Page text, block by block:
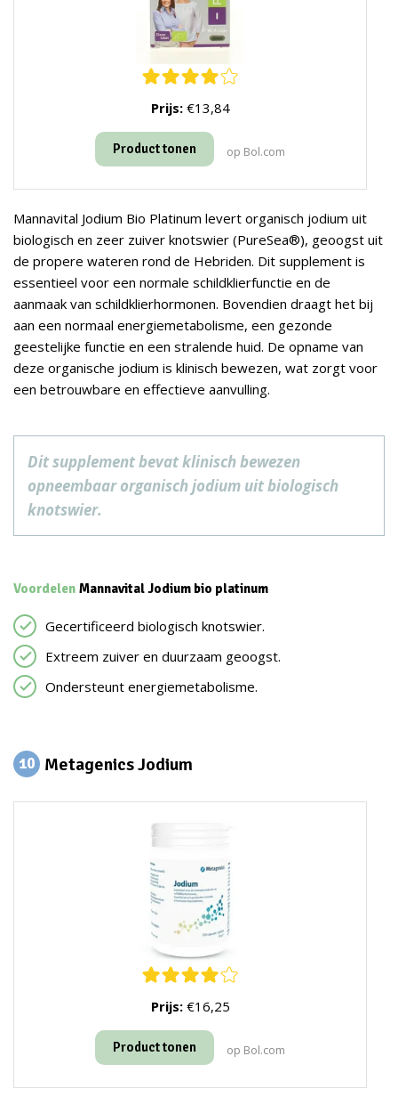
Prijs:€13,84
Product tonen op Bol.com
Mannavital Jodium Bio Platinum levert organisch jodium uit
biologisch en zeer zuiver knotswier (PureSea®), geoogst uit
de propere wateren rond de Hebriden. Dit supplement is
essentieel voor een normale schildklierfunctie en de
aanmaak van schildklierhormonen. Bovendien draagt het bij
aan een normaal energiemetabolisme, een gezonde
geestelijke functie en een stralende huid. De opname van
deze organische jodium is klinisch bewezen, wat zorgt voor
een betrouwbare en effectieve aanvulling.
Dit supplement bevat klinisch bewezen
opneembaar organisch jodium uit biologisch
knotswier.
Voordelen Mannavital Jodium bio platinum
Gecertificeerd biologisch knotswier.
Extreem zuiver en duurzaam geoogst.
Ondersteunt energiemetabolisme.
10 Metagenics Jodium
Prijs:€16,25
Product tonen op Bol.com